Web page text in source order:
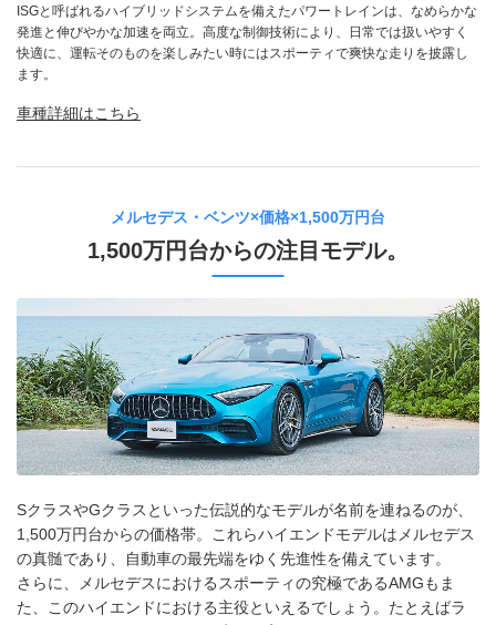
ISGと呼ばれるハイブリッドシステムを備えたパワートレインは、なめらかな
発進と伸びやかな加速を両立。高度な制御技術により、日常では扱いやすく
快適に、運転そのものを楽しみたい時にはスポーティで爽快な走りを披露し
ます。
車種詳細はこちら
メルセデス・ベンツ×価格×1,500万円台
1,500万円台からの注目モデル。
SクラスやGクラスといった伝説的なモデルが名前を連ねるのが、
1,500万円台からの価格帯。これらハイエンドモデルはメルセデス
の真髄であり、自動車の最先端をゆく先進性を備えています。
さらに、メルセデスにおけるスポーティの究極であるAMGもま
た、このハイエンドにおける主役といえるでしょう。たとえばラ